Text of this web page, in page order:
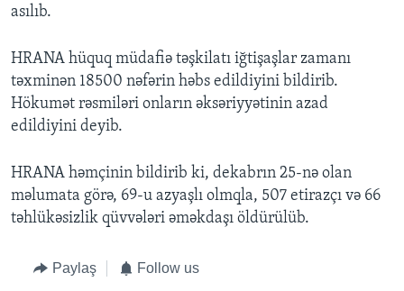
asılıb.
HRANA hüquq müdafiə təşkilatı iğtişaşlar zamanı
təxminən 18500 nəfərin həbs edildiyini bildirib.
Hökumət rəsmiləri onların əksəriyyətinin azad
edildiyini deyib.
HRANA həmçinin bildirib ki, dekabrın 25-nə olan
məlumata görə, 69-u azyaşlı olmqla, 507 etirazçı və 66
təhlükəsizlik qüvvələri əməkdaşı öldürülüb.
Paylaş Follow us